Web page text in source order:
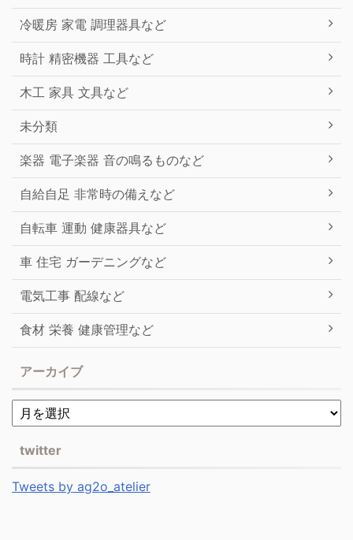
冷暖房 家電 調理器具など
時計 精密機器 工具など
木工 家具 文具など
未分類
楽器 電子楽器 音の鳴るものなど
自給自足 非常時の備えなど
自転車 運動 健康器具など
車 住宅 ガーデニングなど
電気工事 配線など
食材 栄養 健康管理など
アーカイブ
twitter
Tweets by ag2o_atelier